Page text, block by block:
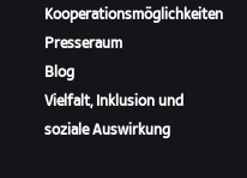
Kooperationsmöglichkeiten
Presseraum
Blog
Vielfalt, Inklusion und
soziale Auswirkung